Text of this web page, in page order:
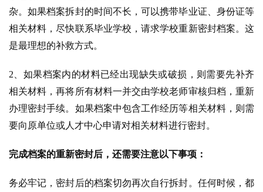
杂。如果档案拆封的时间不长，可以携带毕业证、身份证等
相关材料，尽快联系毕业学校，请求学校重新密封档案。这
是最理想的补救方式。
2、如果档案内的材料已经出现缺失或破损，则需要先补齐
相关材料，再将所有材料一并交由学校老师审核归档，重新
办理密封手续。如果档案中包含工作经历等相关材料，则需
要向原单位或人才中心申请对相关材料进行密封。
完成档案的重新密封后，还需要注意以下事项：
务必牢记，密封后的档案切勿再次自行拆封。任何时候，都